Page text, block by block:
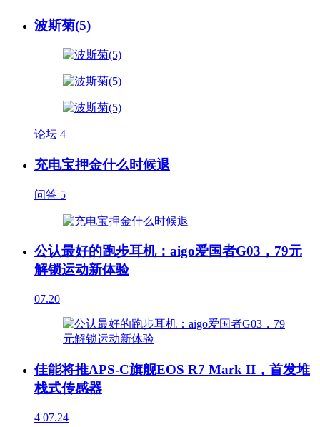
波斯菊(5)
论坛 4
充电宝押金什么时候退
问答 5
公认最好的跑步耳机：aigo爱国者G03，79元
解锁运动新体验
07.20
佳能将推APS-C旗舰EOS R7 Mark II，首发堆
栈式传感器
4 07.24